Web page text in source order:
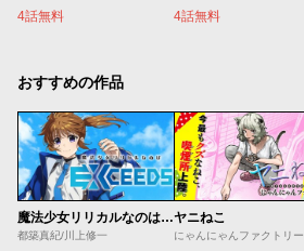
4話無料 4話無料
おすすめの作品
魔法少女リリカルなのは EXCEEDS
都築真紀/川上修一
ヤニねこ
にゃんにゃんファクトリー